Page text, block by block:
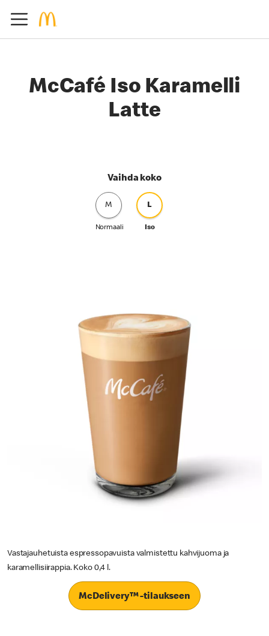
McCafé Iso Karamelli
Latte
Vaihda koko
M
Normaali
L
Iso
Vastajauhetuista espressopavuista valmistettu kahvijuoma ja
karamellisiirappia. Koko 0,4 l.
McDelivery™ -tilaukseen